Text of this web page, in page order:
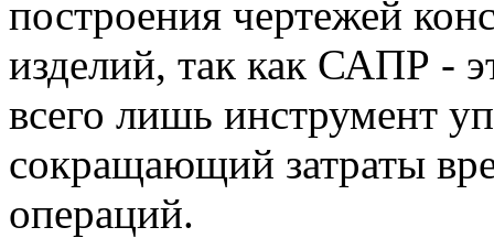
построения чертежей
изделий, так как САПР -
всего лишь инструмент
сокращающий затраты
операций.